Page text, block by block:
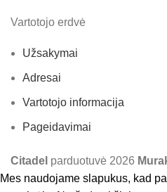
Vartotojo erdvė
Užsakymai
Adresai
Vartotojo informacija
Pageidavimai
Citadel parduotuvė 2026
Mes naudojame slapukus, kad